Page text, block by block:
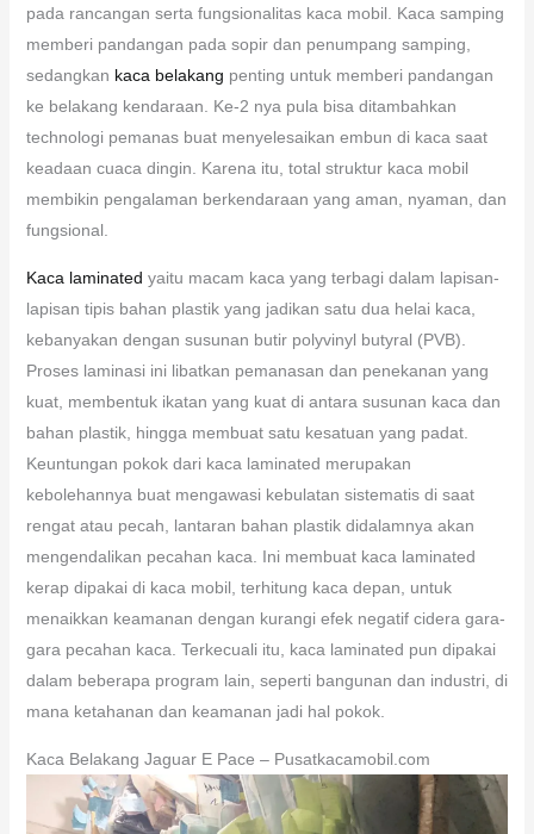
pada rancangan serta fungsionalitas kaca mobil. Kaca samping
memberi pandangan pada sopir dan penumpang samping,
sedangkan kaca belakang penting untuk memberi pandangan
ke belakang kendaraan. Ke-2 nya pula bisa ditambahkan
technologi pemanas buat menyelesaikan embun di kaca saat
keadaan cuaca dingin. Karena itu, total struktur kaca mobil
membikin pengalaman berkendaraan yang aman, nyaman, dan
fungsional.
Kaca laminated yaitu macam kaca yang terbagi dalam lapisan-
lapisan tipis bahan plastik yang jadikan satu dua helai kaca,
kebanyakan dengan susunan butir polyvinyl butyral (PVB).
Proses laminasi ini libatkan pemanasan dan penekanan yang
kuat, membentuk ikatan yang kuat di antara susunan kaca dan
bahan plastik, hingga membuat satu kesatuan yang padat.
Keuntungan pokok dari kaca laminated merupakan
kebolehannya buat mengawasi kebulatan sistematis di saat
rengat atau pecah, lantaran bahan plastik didalamnya akan
mengendalikan pecahan kaca. Ini membuat kaca laminated
kerap dipakai di kaca mobil, terhitung kaca depan, untuk
menaikkan keamanan dengan kurangi efek negatif cidera gara-
gara pecahan kaca. Terkecuali itu, kaca laminated pun dipakai
dalam beberapa program lain, seperti bangunan dan industri, di
mana ketahanan dan keamanan jadi hal pokok.
Kaca Belakang Jaguar E Pace – Pusatkacamobil.com